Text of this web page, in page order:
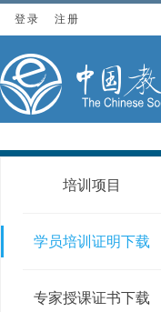
登录 注册
培训项目
学员培训证明下载
专家授课证书下载